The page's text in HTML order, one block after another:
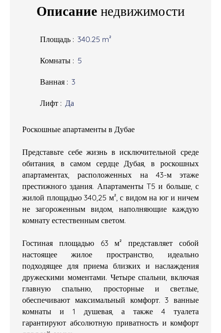
Описание недвижимости
Площадь : 340.25 m²
Комнаты : 5
Ванная : 3
Лифт : Да
Роскошные апартаменты в Дубае
Представьте себе жизнь в исключительной среде
обитания, в самом сердце Дубая, в роскошных
апартаментах, расположенных на 43-м этаже
престижного здания. Апартаменты T5 и больше, с
жилой площадью 340,25 м², с видом на юг и ничем
не загороженным видом, наполняющие каждую
комнату естественным светом.
Гостиная площадью 63 м² представляет собой
настоящее жилое пространство, идеально
подходящее для приема близких и наслаждения
дружескими моментами. Четыре спальни, включая
главную спальню, просторные и светлые,
обеспечивают максимальный комфорт. 3 ванные
комнаты и 1 душевая, а также 4 туалета
гарантируют абсолютную приватность и комфорт